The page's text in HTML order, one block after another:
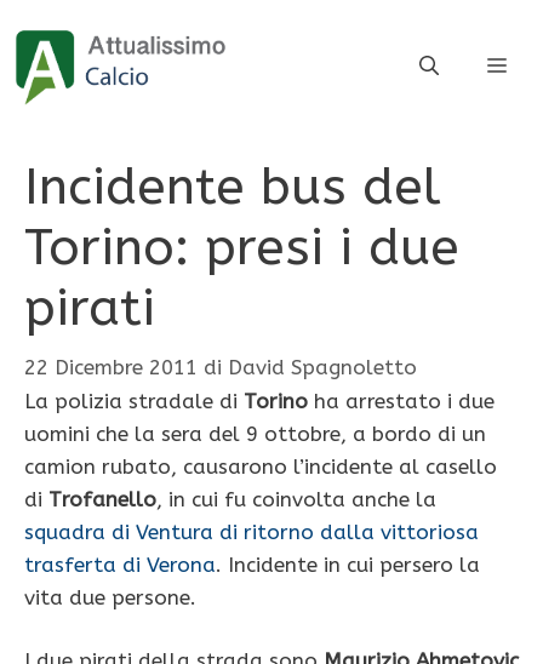
contenuto
Incidente bus del
Torino: presi i due
pirati
22 Dicembre 2011 di David Spagnoletto
La polizia stradale di Torino ha arrestato i due
uomini che la sera del 9 ottobre, a bordo di un
camion rubato, causarono l’incidente al casello
di Trofanello, in cui fu coinvolta anche la
squadra di Ventura di ritorno dalla vittoriosa
trasferta di Verona. Incidente in cui persero la
vita due persone.